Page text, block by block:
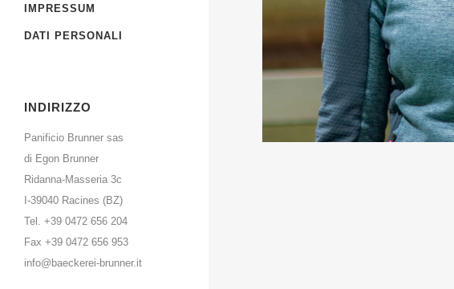
IMPRESSUM
DATI PERSONALI
INDIRIZZO
Panificio Brunner sas
di Egon Brunner
Ridanna-Masseria 3c
I-39040 Racines (BZ)
Tel. +39 0472 656 204
Fax +39 0472 656 953
info@baeckerei-brunner.it